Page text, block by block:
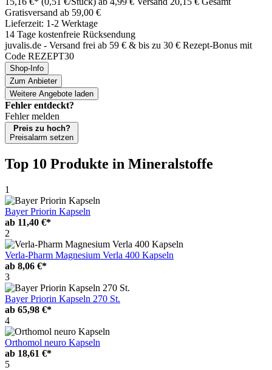
Gratisversand ab 59,00 €
Lieferzeit: 1-2 Werktage
14 Tage kostenfreie Rücksendung
juvalis.de - Versand frei ab 59 € & bis zu 30 € Rezept-Bonus mit
Code REZEPT30
Shop-Info
Zum Anbieter
Weitere Angebote laden
Fehler entdeckt?
Fehler melden
Preis zu hoch?
Preisalarm setzen
Top 10 Produkte in Mineralstoffe
1
Bayer Priorin Kapseln
ab 11,40 €*
2
Verla-Pharm Magnesium Verla 400 Kapseln
ab 8,06 €*
3
Bayer Priorin Kapseln 270 St.
ab 65,98 €*
4
Orthomol neuro Kapseln
ab 18,61 €*
5